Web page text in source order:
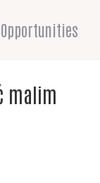
Opportunities
malim